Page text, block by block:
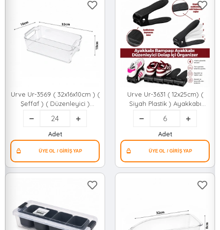
Urve Ur-3569 ( 32x16x10cm ) (
Şeffaf ) ( Düzenleyici )
Plastik Mika Modüler Çok
Amaçlı Organizer*24=k
Adet
Urve Ur-3631 ( 12x25cm) (
Siyah Plastik ) Ayakkabı
Rampası*6=k
Adet